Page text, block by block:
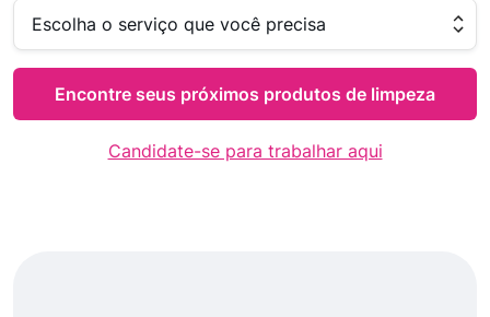
Escolha o serviço que você precisa
Encontre seus próximos produtos de limpeza
Candidate-se para trabalhar aqui